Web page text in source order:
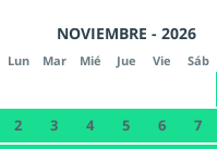
NOVIEMBRE - 2026
Lun Mar Mié Jue Vie Sáb
2
3 4 5 6 7